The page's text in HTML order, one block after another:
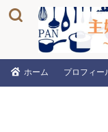
ホーム プロフィー